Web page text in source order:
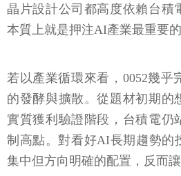
晶片設計公司都高度依賴台積
本質上就是押注AI產業最重要的
若以產業循環來看，0052幾乎
的發酵與擴散。從題材初期的
實質獲利驗證階段，台積電仍
制高點。對看好AI長期趨勢的
集中但方向明確的配置，反而讓